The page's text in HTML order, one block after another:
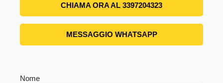
CHIAMA ORA AL 3397204323
MESSAGGIO WHATSAPP
Nome